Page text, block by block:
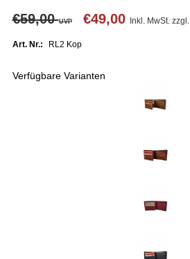
€59,00UVP €49,00 Inkl. MwSt. zzgl.
Art. Nr.: RL2 Kop
Verfügbare Varianten